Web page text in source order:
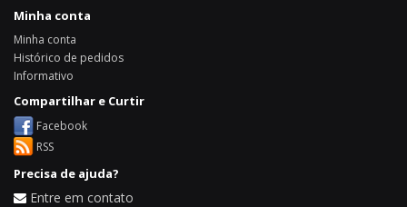
Minha conta
Minha conta
Histórico de pedidos
Informativo
Compartilhar e Curtir
Facebook
RSS
Precisa de ajuda?
Entre em contato